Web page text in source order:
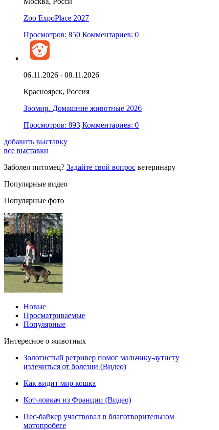
Zoo ExpoPlace 2027
Просмотров: 850 Комментариев: 0
06.11.2026 - 08.11.2026
Красноярск, Россия
Зоомир. Домашние животные 2026
Просмотров: 893 Комментариев: 0
добавить выставку
все выставки
Заболел питомец? Задайте свой вопрос ветеринару
Популярные видео
Популярные фото
Новые
Просматриваемые
Популярные
Интересное о животных
Золотистый ретривер помог мальчику-аутисту
излечиться от болезни (Видео)
Как видит мир кошка
Кот-ловкач из Франции (Видео)
Пес-байкер участвовал в благотворительном
мотопробеге